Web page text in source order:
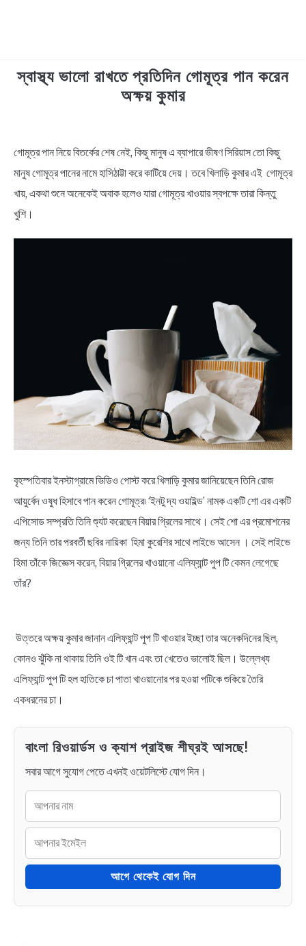
TECHNOLOGY
BIOGRAPHY
EDUCATIONAL
BENGALI LYRICS
BENGALI NAMES
BENGALI STORIES
স্বাস্থ্য ভালো রাখতে প্রতিদিন গোমূত্র পান করেন
অক্ষয় কুমার
News
গোমূত্র পান নিয়ে বিতর্কের শেষ নেই, কিছু মানুষ এ ব্যাপারে ভীষণ সিরিয়াস তো কিছু
মানুষ গোমূত্র পানের নামে হাসিঠাট্টা করে কাটিয়ে দেয়। তবে খিলাড়ি কুমার এই গোমূত্র
খায়, একথা শুনে অনেকেই অবাক হলেও যারা গোমূত্র খাওয়ার স্বপক্ষে তারা কিন্তু
খুশি।
বৃহস্পতিবার ইনস্টাগ্রামে ভিডিও পোস্ট করে খিলাড়ি কুমার জানিয়েছেন তিনি রোজ
আয়ুর্বেদ ওষুধ হিসাবে পান করেন গোমূত্র৷ ‘ইনটু দ্য ওয়াইল্ড’ নামক একটি শো এর একটি
এপিসোড সম্প্রতি তিনি শ্যুট করেছেন বিয়ার গ্রিলের সাথে। সেই শো এর প্রমোশনের
জন্য তিনি তার পরবর্তী ছবির নায়িকা হিমা কুরেশির সাথে লাইভে আসেন । সেই লাইভে
হিমা তাঁকে জিজ্ঞেস করেন, বিয়ার গ্রিলের খাওয়ানো এলিফ্যান্ট পুপ টি কেমন লেগেছে
তাঁর?
উত্তরে অক্ষয় কুমার জানান এলিফ্যান্ট পুপ টি খাওয়ার ইচ্ছা তার অনেকদিনের ছিল,
কোনও ঝুঁকি না থাকায় তিনি ওই টি খান এবং তা খেতেও ভালোই ছিল। উল্লেখ্য
এলিফ্যান্ট পুপ টি হল হাতিকে চা পাতা খাওয়ানোর পর হওয়া পটিকে শুকিয়ে তৈরি
একধরনের চা।
বাংলা রিওয়ার্ডস ও ক্যাশ প্রাইজ শীঘ্রই আসছে!
সবার আগে সুযোগ পেতে এখনই ওয়েটলিস্টে যোগ দিন।
আগে থেকেই যোগ দিন